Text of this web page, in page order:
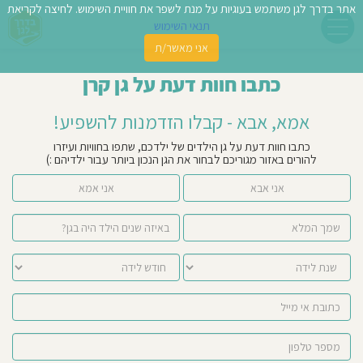
כתבו חוות דעת על גן קרן
אמא, אבא - קבלו הזדמנות להשפיע!
כתבו חוות דעת על גן הילדים של ילדכם, שתפו בחוויות ועיזרו
להורים באזור מגוריכם לבחור את הגן הנכון ביותר עבור ילדיהם :)
אני אמא אני אבא
אתר בדרך לגן משתמש בעוגיות על מנת לשפר את חוויית השימוש. לחיצה לקריאת
תנאי השימוש
אני מאשר/ת